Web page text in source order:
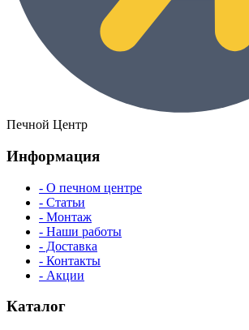
Печной Центр
Информация
- О печном центре
- Статьи
- Монтаж
- Наши работы
- Доставка
- Контакты
- Акции
Каталог